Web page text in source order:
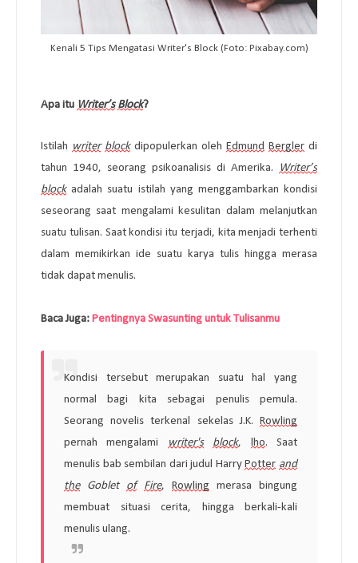
Kenali 5 Tips Mengatasi Writer's Block (Foto: Pixabay.com)
Apa itu Writer’s Block?
Istilah writer block dipopulerkan oleh Edmund Bergler di
tahun 1940, seorang psikoanalisis di Amerika.
Writer’s
block adalah suatu istilah yang menggambarkan kondisi
seseorang saat mengalami kesulitan dalam melanjutkan
suatu tulisan. Saat kondisi itu terjadi, kita menjadi terhenti
dalam memikirkan ide suatu karya tulis hingga merasa
tidak dapat menulis.
Baca Juga: Pentingnya Swasunting untuk Tulisanmu
Kondisi tersebut merupakan suatu hal yang
normal bagi kita sebagai penulis pemula.
Seorang novelis terkenal sekelas J.K.
Rowling
pernah mengalami
writer's block, lho. Saat
menulis bab sembilan dari judul Harry Potter and
the Goblet of Fire, Rowling merasa bingung
membuat situasi cerita, hingga berkali-kali
menulis ulang.